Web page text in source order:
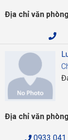
Địa chỉ văn
Địa chỉ văn
0933 041